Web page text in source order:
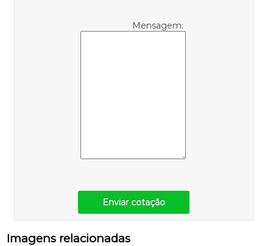
Mensagem:
Enviar cotação
Imagens relacionadas